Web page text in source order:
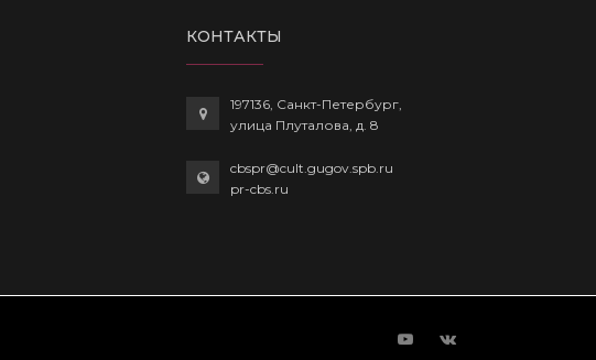
КОНТАКТЫ
197136, Санкт-Петербург,
улица Плуталова, д. 8
cbspr@cult.gugov.spb.ru
pr-cbs.ru